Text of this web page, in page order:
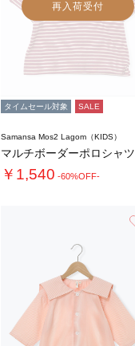
再入荷受付
タイムセール対象 SALE
Samansa Mos2 Lagom（KIDS）
マルチボーダーポロシャツ
￥1,540 -60%OFF-